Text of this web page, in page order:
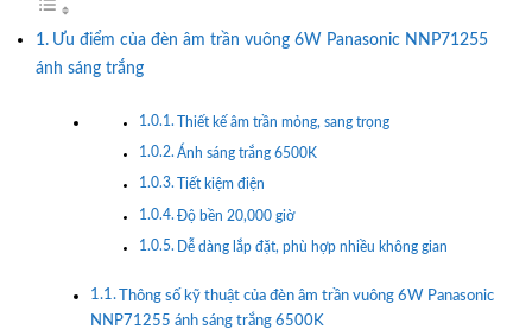
Ưu điểm của đèn âm trần vuông 6W Panasonic NNP71255
ánh sáng trắng
Thiết kế âm trần mỏng, sang trọng
Ánh sáng trắng 6500K
Tiết kiệm điện
Độ bền 20,000 giờ
Dễ dàng lắp đặt, phù hợp nhiều không gian
Thông số kỹ thuật của đèn âm trần vuông 6W Panasonic
NNP71255 ánh sáng trắng 6500K